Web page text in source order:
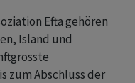
Efta gehören
Island und
zum Abschluss der